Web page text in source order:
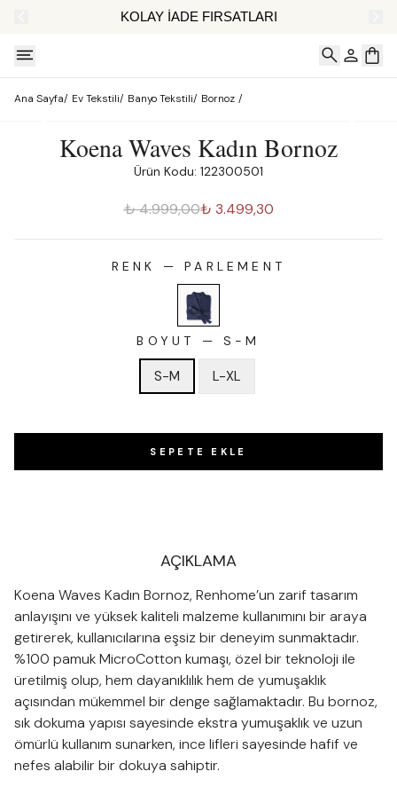
KOLAY İADE FIRSATLARI
Ana Sayfa/ Ev Tekstili/ Banyo Tekstili/ Bornoz /
Koena Waves Kadın Bornoz
Ürün Kodu: 122300501
₺ 4.999,00₺ 3.499,30
RENK — PARLEMENT
BOYUT — S-M
S-M L-XL
SEPETE EKLE
AÇIKLAMA
Koena Waves Kadın Bornoz, Renhome’un zarif tasarım
anlayışını ve yüksek kaliteli malzeme kullanımını bir araya
getirerek, kullanıcılarına eşsiz bir deneyim sunmaktadır.
%100 pamuk MicroCotton kumaşı, özel bir teknoloji ile
üretilmiş olup, hem dayanıklılık hem de yumuşaklık
açısından mükemmel bir denge sağlamaktadır. Bu bornoz,
sık dokuma yapısı sayesinde ekstra yumuşaklık ve uzun
ömürlü kullanım sunarken, ince lifleri sayesinde hafif ve
nefes alabilir bir dokuya sahiptir.